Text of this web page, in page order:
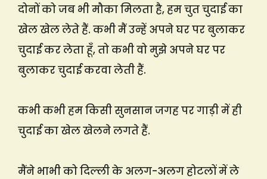
दोनों को जब भी मौका मिलता है, हम चुत चुदाई का
खेल खेल लेते हैं. कभी मैं उन्हें अपने घर पर बुलाकर
चुदाई कर लेता हूँ, तो कभी वो मुझे अपने घर पर
बुलाकर चुदाई करवा लेती हैं.
कभी कभी हम किसी सुनसान जगह पर गाड़ी में ही
चुदाई का खेल खेलने लगते हैं.
मैंने भाभी को दिल्ली के अलग-अलग होटलों में ले